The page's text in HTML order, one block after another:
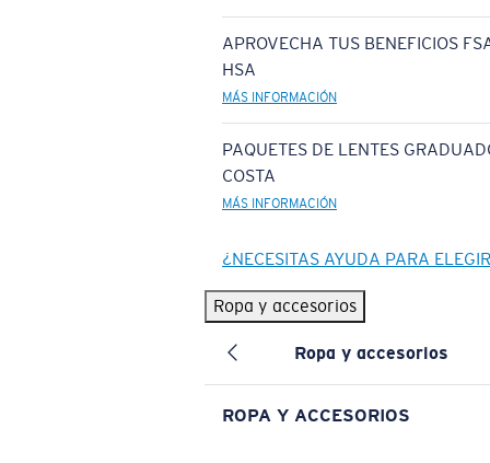
APROVECHA TUS BENEFICIOS
HSA
MÁS INFORMACIÓN
PAQUETES DE LENTES
COSTA
MÁS INFORMACIÓN
¿NECESITAS AYUDA PARA
Ropa y accesorios
Ropa y accesorios
ROPA Y ACCESORIOS